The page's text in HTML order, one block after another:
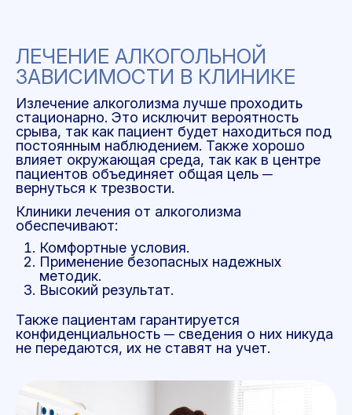
ЛЕЧЕНИЕ АЛКОГОЛЬНОЙ
ЗАВИСИМОСТИ В КЛИНИКЕ
Излечение алкоголизма лучше проходить
стационарно. Это исключит вероятность
срыва, так как пациент будет находиться под
постоянным наблюдением. Также хорошо
влияет окружающая среда, так как в центре
пациентов объединяет общая цель ─
вернуться к трезвости.
Клиники лечения от алкоголизма
обеспечивают:
Комфортные условия.
Применение безопасных надежных
методик.
Высокий результат.
Также пациентам гарантируется
конфиденциальность ─ сведения о них никуда
не передаются, их не ставят на учет.